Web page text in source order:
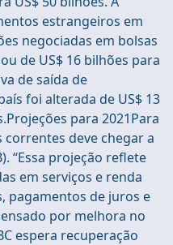
estrangeiros em
negociadas em bolsas
de US$ 16 bilhões para
de saída de
foi alterada de US$ 13
para 2021Para
deve chegar a
“Essa projeção reflete
em serviços e renda
pagamentos de juros e
por melhora no
espera recuperação